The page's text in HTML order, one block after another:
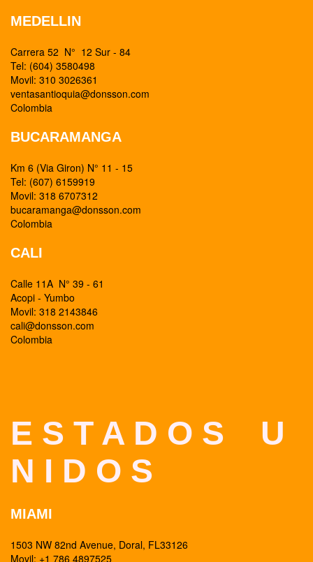
MEDELLIN
Carrera 52 N° 12 Sur - 84
Tel: (604) 3580498
Movil: 310 3026361
ventasantioquia@donsson.com
Colombia
BUCARAMANGA
Km 6 (Via Giron) N° 11 - 15
Tel: (607) 6159919
Movil: 318 6707312
bucaramanga@donsson.com
Colombia
CALI
Calle 11A N° 39 - 61
Acopi - Yumbo
Movil: 318 2143846
cali@donsson.com
Colombia
E S T A D O S U
N I D O S
MIAMI
1503 NW 82nd Avenue, Doral, FL33126
Movil: +1 786 4897525